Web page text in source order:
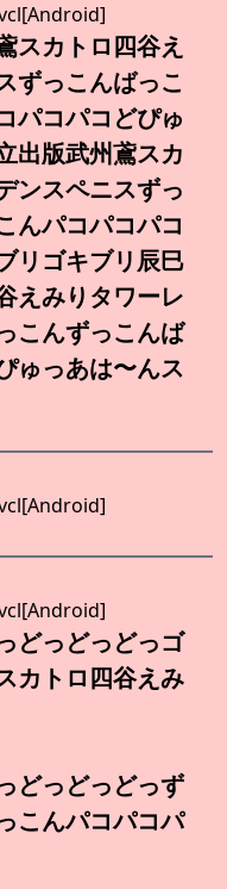
スカトロ四谷え
ずっこんばっこ
パコパコどぴゅ
出版武州鳶スカ
ンスペニスずっ
んパコパコパコ
リゴキブリ辰巳
えみりタワーレ
こんずっこんば
ゅっあは〜んス
どっどっどっゴ
カトロ四谷えみ
どっどっどっず
こんパコパコパ